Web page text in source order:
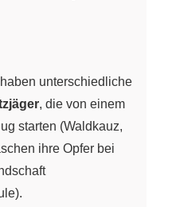
unterschiedliche
, die von einem
starten (Waldkauz,
ihre Opfer bei